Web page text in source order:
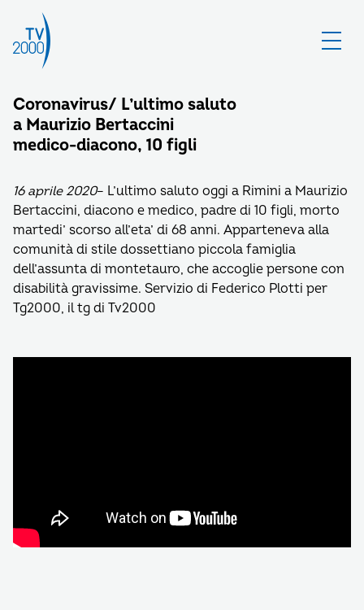
Coronavirus/ L’ultimo saluto
a Maurizio Bertaccini
medico-diacono, 10 figli
16 aprile 2020– L’ultimo saluto oggi a Rimini a Maurizio
Bertaccini, diacono e medico, padre di 10 figli, morto
martedi’ scorso all’eta’ di 68 anni. Apparteneva alla
comunità di stile dossettiano piccola famiglia
dell’assunta di montetauro, che accoglie persone con
disabilità gravissime. Servizio di Federico Plotti per
Tg2000, il tg di Tv2000